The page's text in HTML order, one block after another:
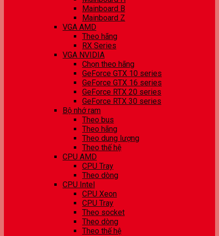
Mainboard B
Mainboard Z
VGA AMD
Theo hãng
RX Series
VGA NVIDIA
Chọn theo hãng
GeForce GTX 10 series
GeForce GTX 16 series
GeForce RTX 20 series
GeForce RTX 30 series
Bộ nhớ ram
Theo bus
Theo hãng
Theo dung lượng
Theo thế hệ
CPU AMD
CPU Tray
Theo dòng
CPU Intel
CPU Xeon
CPU Tray
Theo socket
Theo dòng
Theo thế hệ